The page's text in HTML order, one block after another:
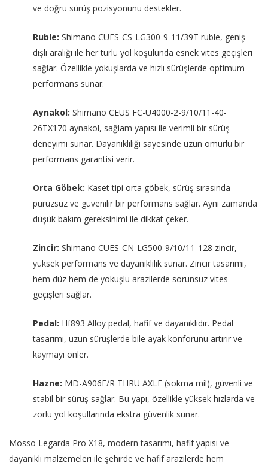
ve doğru sürüş pozisyonunu destekler.
Ruble: Shimano CUES-CS-LG300-9-11/39T ruble, geniş
dişli aralığı ile her türlü yol koşulunda esnek vites geçişleri
sağlar. Özellikle yokuşlarda ve hızlı sürüşlerde optimum
performans sunar.
Aynakol: Shimano CEUS FC-U4000-2-9/10/11-40-
26TX170 aynakol, sağlam yapısı ile verimli bir sürüş
deneyimi sunar. Dayanıklılığı sayesinde uzun ömürlü bir
performans garantisi verir.
Orta Göbek: Kaset tipi orta göbek, sürüş sırasında
pürüzsüz ve güvenilir bir performans sağlar. Aynı zamanda
düşük bakım gereksinimi ile dikkat çeker.
Zincir: Shimano CUES-CN-LG500-9/10/11-128 zincir,
yüksek performans ve dayanıklılık sunar. Zincir tasarımı,
hem düz hem de yokuşlu arazilerde sorunsuz vites
geçişleri sağlar.
Pedal: Hf893 Alloy pedal, hafif ve dayanıklıdır. Pedal
tasarımı, uzun sürüşlerde bile ayak konforunu artırır ve
kaymayı önler.
Hazne: MD-A906F/R THRU AXLE (sokma mil), güvenli ve
stabil bir sürüş sağlar. Bu yapı, özellikle yüksek hızlarda ve
zorlu yol koşullarında ekstra güvenlik sunar.
Mosso Legarda Pro X18, modern tasarımı, hafif yapısı ve
dayanıklı malzemeleri ile şehirde ve hafif arazilerde hem